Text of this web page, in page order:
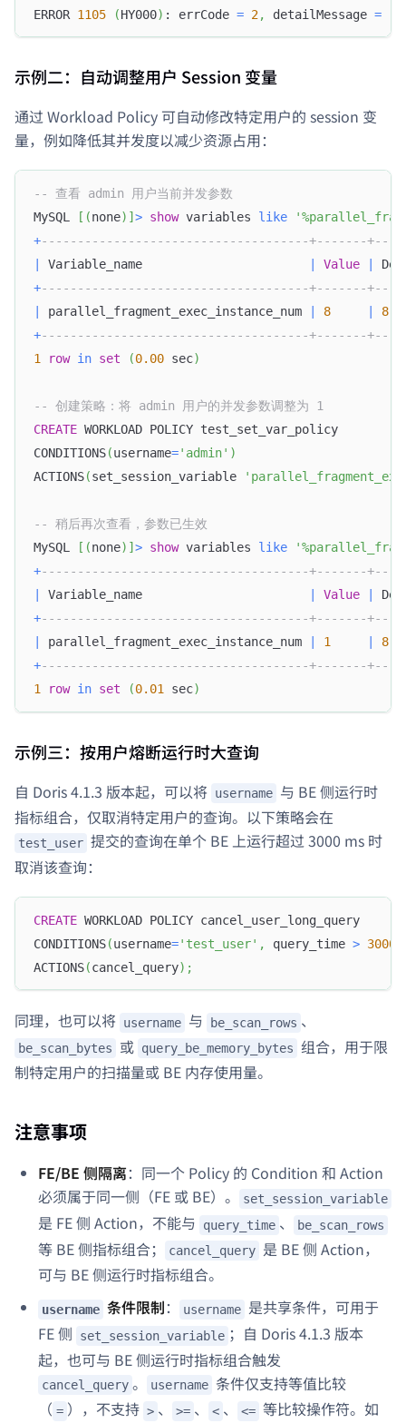
ERROR 1105 (HY000) : errCode = 2, detailMessage =
示例二：自动调整用户 Session 变量
通过 Workload Policy 可自动修改特定用户的 session 变
量，例如降低其并发度以减少资源占用：
-- 查看 admin 用户当前并发参数
MySQL
[ (none) ] > show variables like
+-------------------------------------+-------
Variable_name Value
+-------------------------------------+-------
parallel_fragment_exec_instance_num 8
8
+-------------------------------------+-------
1
row in set (0.00 sec)
-- 创建策略：将 admin 用户的并发参数调整为 1
CREATE WORKLOAD POLICY test_set_var_policy
CONDITIONS(username='admin' )
ACTIONS(set_session_variable
-- 稍后再次查看，参数已生效
MySQL
[ (none) ] > show variables like
+-------------------------------------+-------
Variable_name Value
+-------------------------------------+-------
parallel_fragment_exec_instance_num 1
8
+-------------------------------------+-------
1
row in set (0.01 sec)
示例三：按用户熔断运行时大查询
自 Doris 4.1.3 版本起，可以将 username 与 BE 侧运行时
指标组合，仅取消特定用户的查询。以下策略会在
test_user 提交的查询在单个 BE 上运行超过 3000 ms 时
取消该查询：
CREATE WORKLOAD POLICY cancel_user_long_query
CONDITIONS(username='test_user' , query_time > 3000
ACTIONS(cancel_query) ;
同理，也可以将 username 与 be_scan_rows 、
be_scan_bytes 或 query_be_memory_bytes 组合，用于限
制特定用户的扫描量或 BE 内存使用量。
注意事项
FE/BE 侧隔离：同一个 Policy 的 Condition 和 Action
必须属于同一侧（FE 或 BE）。
set_session_variable
是 FE 侧 Action，不能与 query_time 、 be_scan_rows
等 BE 侧指标组合； cancel_query 是 BE 侧 Action，
可与 BE 侧运行时指标组合。
username 条件限制： username 是共享条件，可用于
FE 侧
set_session_variable ；自 Doris 4.1.3 版本
起，也可与 BE 侧运行时指标组合触发
cancel_query 。 username 条件仅支持等值比较
（ = ），不支持 > 、 >= 、 < 、 <= 等比较操作符。如